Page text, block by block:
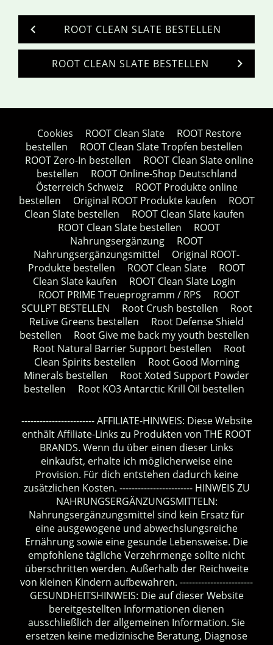
ROOT CLEAN SLATE BESTELLEN
ROOT CLEAN SLATE BESTELLEN
Cookies ROOT Clean Slate
ROOT Restore
bestellen
ROOT Clean Slate Tropfen bestellen
ROOT Zero-In bestellen
ROOT Clean Slate online
bestellen
ROOT Online-Shop Deutschland
Österreich Schweiz
ROOT Produkte online
bestellen
Original ROOT Produkte kaufen
ROOT
Clean Slate bestellen
ROOT Clean Slate kaufen
ROOT Clean Slate bestellen
ROOT
Nahrungsergänzung
ROOT
Nahrungsergänzungsmittel
Original ROOT-
Produkte bestellen
ROOT Clean Slate
ROOT
Clean Slate kaufen
ROOT Clean Slate Login
ROOT PRIME Treueprogramm / RPS
ROOT
SCULPT BESTELLEN
Root Crush bestellen
Root
ReLive Greens bestellen
Root Defense Shield
bestellen
Root Give me back my youth bestellen
Root Natural Barrier Support bestellen
Root
Clean Spirits bestellen
Root Good Morning
Minerals bestellen
Root Xoted Support Powder
bestellen
Root KO3 Antarctic Krill Oil bestellen
------------------------ AFFILIATE-HINWEIS: Diese Website
enthält Affiliate-Links zu Produkten von THE ROOT
BRANDS. Wenn du über einen dieser Links
einkaufst, erhalte ich möglicherweise eine
Provision. Für dich entstehen dadurch keine
zusätzlichen Kosten. ------------------------ HINWEIS ZU
NAHRUNGSERGÄNZUNGSMITTELN:
Nahrungsergänzungsmittel sind kein Ersatz für
eine ausgewogene und abwechslungsreiche
Ernährung sowie eine gesunde Lebensweise. Die
empfohlene tägliche Verzehrmenge sollte nicht
überschritten werden. Außerhalb der Reichweite
von kleinen Kindern aufbewahren. ------------------------
GESUNDHEITSHINWEIS: Die auf dieser Website
bereitgestellten Informationen dienen
ausschließlich der allgemeinen Information. Sie
ersetzen keine medizinische Beratung, Diagnose